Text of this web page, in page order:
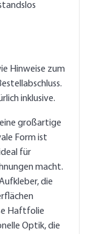
Hinweise zum
inklusive.
großartige
Form ist
für
macht.
die
Haftfolie
Optik, die